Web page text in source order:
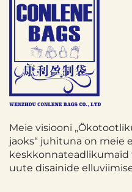
Meie visiooni
jaoks“ juhituna on meie
uute disainide